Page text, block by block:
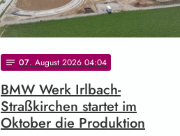
notes 07. August 2026 04:04
BMW Werk Irlbach-
Straßkirchen startet im
Oktober die Produktion